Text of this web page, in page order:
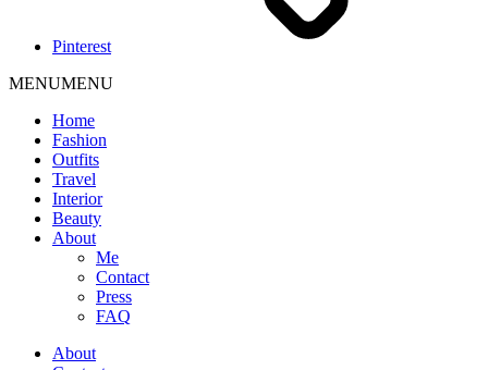
Pinterest
MENUMENU
Home
Fashion
Outfits
Travel
Interior
Beauty
About
Me
Contact
Press
FAQ
About